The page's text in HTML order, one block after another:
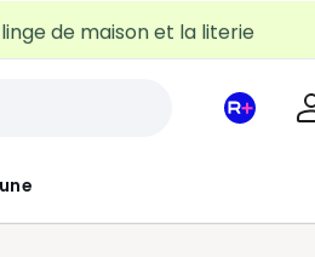
de maison et la literie
Mon